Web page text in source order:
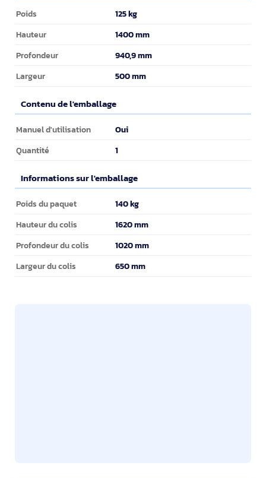
Poids et dimensions
Poids 125 kg
Hauteur 1400 mm
Profondeur 940,9 mm
Largeur 500 mm
Contenu de l'emballage
Contenu de l'emballage
Manuel d'utilisation Oui
Quantité 1
Informations sur l'emballage
Informations sur l'emballage
Poids du paquet 140 kg
Hauteur du colis 1620 mm
Profondeur du colis 1020 mm
Largeur du colis 650 mm